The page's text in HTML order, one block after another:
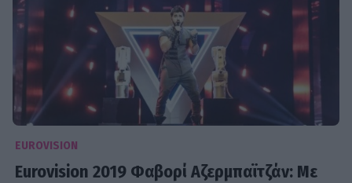
EUROVISION
Eurovision 2019 Φαβορί Αζερμπαϊτζάν: Με